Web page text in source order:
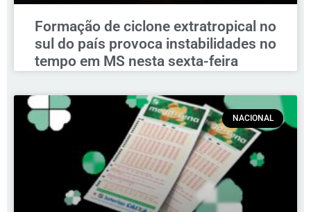
Formação de ciclone extratropical no
sul do país provoca instabilidades no
tempo em MS nesta sexta-feira
NACIONAL